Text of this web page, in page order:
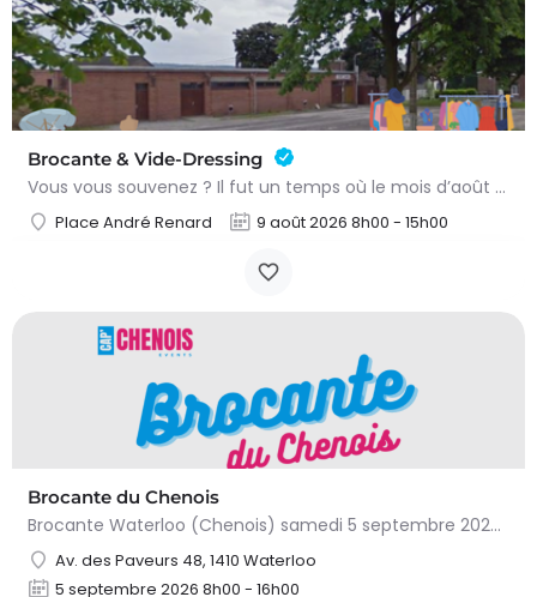
Brocante & Vide-Dressing
Vous vous souvenez ? Il fut un temps où le mois d’août au Viamont rimait avec festivités, convivialité et…
Place André Renard 9 août 2026 8h00 - 15h00
Brocante du Chenois
Brocante Waterloo (Chenois) samedi 5 septembre 2026 (8 à 16h) L’asbl Cap’Chenois vous propose de vendre et…
Av. des Paveurs 48, 1410 Waterloo
5 septembre 2026 8h00 - 16h00